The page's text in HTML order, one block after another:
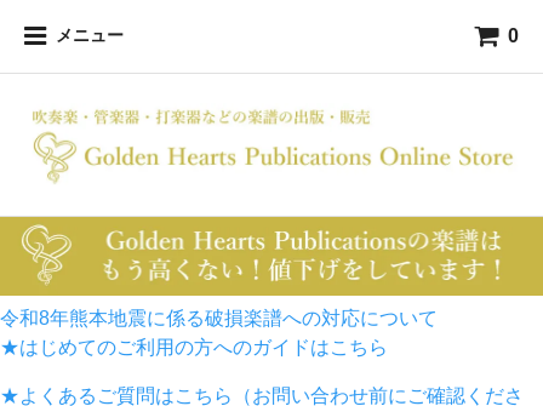
メニュー 0
令和8年熊本地震に係る破損楽譜への対応について
★はじめてのご利用の方へのガイドはこちら
★よくあるご質問はこちら（お問い合わせ前にご確認くださ